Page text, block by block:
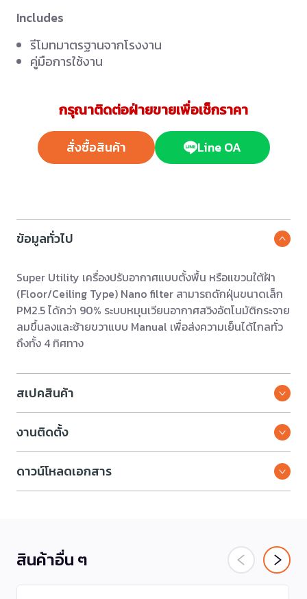
Includes
รีโมทมาตรฐานจากโรงงาน
คู่มือการใช้งาน
กรุณาติดต่อฝ่ายขายเพื่อเช็กราคา
สั่งซื้อสินค้า Line OA
ข้อมูลทั่วไป
Super Utility เครื่องปรับอากาศแบบตั้งพื้น หรือแขวนใต้ฝ้า
(Floor/Ceiling Type) Nano filter สามารถดักฝุ่นขนาดเล็ก
PM2.5 ได้กว่า 90% ระบบหมุนเวียนอากาศสวิงอัตโนมัติกระจาย
ลมขึ้นลงและซ้ายขวาแบบ Manual เพื่อส่งความเย็นได้ไกลทั่ว
ถึงทั้ง 4 ทิศทาง
สเปคสินค้า
งานติดตั้ง
ดาวน์โหลดเอกสาร
สินค้าอื่น ๆ